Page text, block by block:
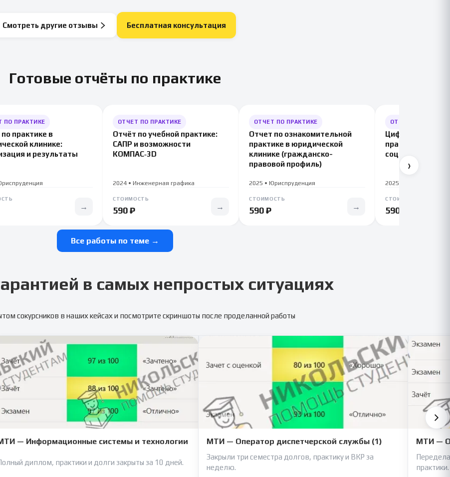
Смотреть другие отзывы Бесплатная консультация
Готовые отчёты по практике
ПО ПРАКТИКЕ
практике в
клинике:
и результаты
→
ОТЧЕТ ПО ПРАКТИКЕ
Отчёт по учебной практике:
САПР и возможности
КОМПАС‑3D
2024 • Инженерная графика
СТОИМОСТЬ
590 ₽ →
ОТЧЕТ ПО ПРАКТИКЕ
Отчет по ознакомительной
практике в юридической
клинике (гражданско-
правовой профиль)
2025 • Юриспруденция
СТОИМОСТЬ
590 ₽ →
ОТЧЕТ ПО
Цифровая
практические
социальной
2025 • Психология
СТОИМОСТЬ
590 ₽
›
Все работы по теме →
в самых непростых ситуациях
сокурсников в наших кейсах и посмотрите скриншоты после проделанной работы
— Информационные системы и технологии
диплом, практики и долги закрыты за 10 дней.
МТИ — Оператор диспетчерской службы (1)
Закрыли три семестра долгов, практику и ВКР за
неделю.
МТИ —
практики.